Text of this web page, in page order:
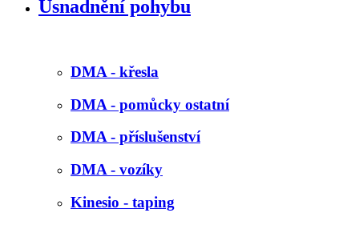
Usnadnění pohybu
DMA - křesla
DMA - pomůcky ostatní
DMA - příslušenství
DMA - vozíky
Kinesio - taping